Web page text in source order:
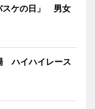
スケの日」 男女
ハイハイレース